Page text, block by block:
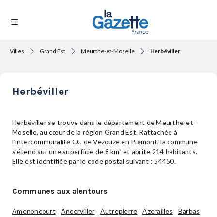
FORMATS
Villes Grand Est Meurthe-et-Moselle Herbéviller
Herbéviller
Herbéviller se trouve dans le département de Meurthe-et-
Moselle, au cœur de la région Grand Est. Rattachée à
l’intercommunalité CC de Vezouze en Piémont, la commune
s’étend sur une superficie de 8 km² et abrite 214 habitants.
Elle est identifiée par le code postal suivant : 54450.
Communes aux alentours
Amenoncourt Ancerviller Autrepierre Azerailles
Barbas